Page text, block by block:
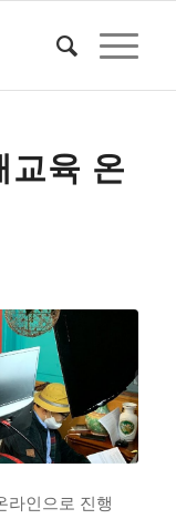
교육 온
라인으로 진행